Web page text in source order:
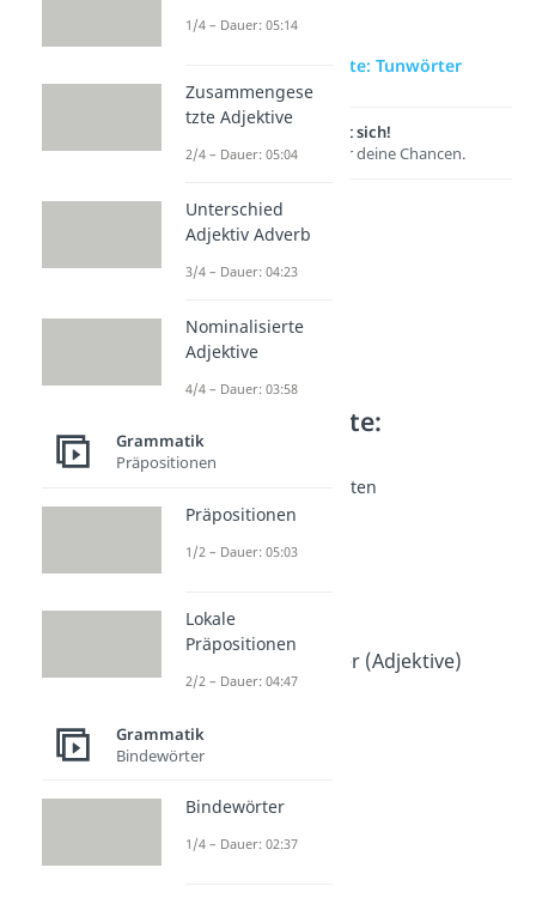
zur Videoseite: Tunwörter
Lernen lohnt sich!
Entdecke hier deine Chancen.
Weitere Inhalte:
Grammatik
Grundschule: Wortarten
Namenwörter
Wiewörter
Tunwörter
Dauer: 03:25
Eigenschaftswörter (Adjektive)
Dauer: 04:21
1/4 – Dauer: 05:14
Zusammengese
tzte Adjektive
2/4 – Dauer: 05:04
Unterschied
Adjektiv Adverb
3/4 – Dauer: 04:23
Nominalisierte
Adjektive
4/4 – Dauer: 03:58
Grammatik
Präpositionen
Präpositionen
1/2 – Dauer: 05:03
Lokale
Präpositionen
2/2 – Dauer: 04:47
Grammatik
Bindewörter
Bindewörter
1/4 – Dauer: 02:37